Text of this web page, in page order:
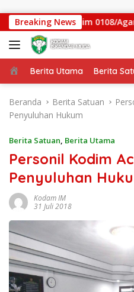
Breaking News
Kodim 0108/Agara
Beranda
Berita Utama Berita
Beranda Berita Satuan
Penyuluhan Hukum
Berita Satuan, Berita Utama
Personil Kodim
Penyuluhan
Kodam IM
31 Juli 2018